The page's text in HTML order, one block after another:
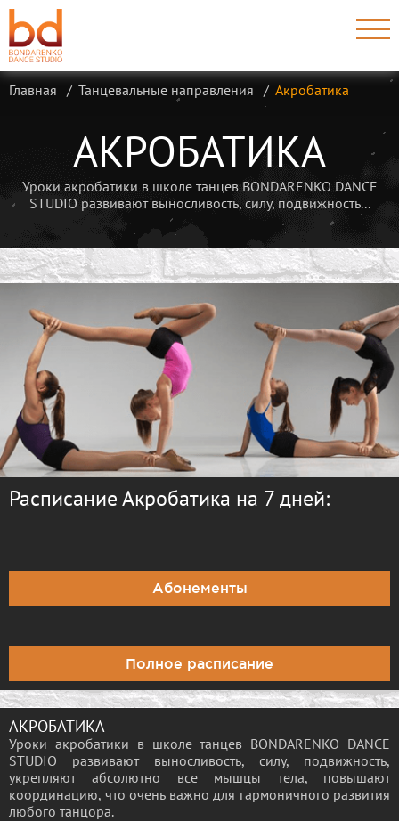
Главная Танцевальные направления Акробатика
АКРОБАТИКА
Уроки акробатики в школе танцев BONDARENKO DANCE
STUDIO развивают выносливость, силу, подвижность...
Расписание Акробатика на 7 дней:
Абонементы
Полное расписание
АКРОБАТИКА
Уроки акробатики в школе танцев BONDARENKO DANCE
STUDIO развивают выносливость, силу, подвижность,
укрепляют абсолютно все мышцы тела, повышают
координацию, что очень важно для гармоничного развития
любого танцора.